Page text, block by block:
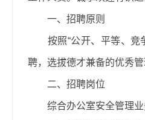
一、招聘原则
按照“公开、平等、竞
聘，选拔德才兼备的优秀管
二、招聘岗位
综合办公室安全管理业